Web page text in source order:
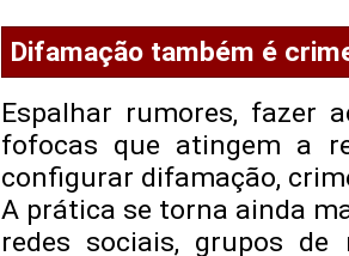
Difamação também é
Espalhar rumores, fazer
fofocas que atingem a
configurar difamação,
A prática se torna ainda
redes sociais, grupos de